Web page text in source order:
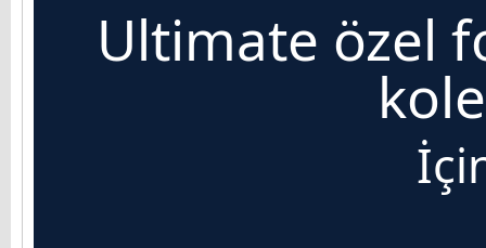
Ultimate özel